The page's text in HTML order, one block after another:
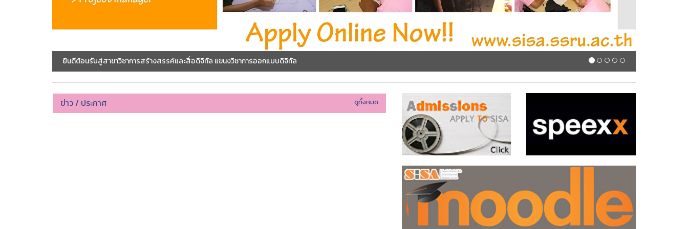
ยินดีต้อนรับสู่สาขาวิชาการสร้างสรรค์และสื่อดิจิทัล แขนงวิชาการออกแบบดิจิทัล
ข่าว / ประกาศ ดูทั้งหมด